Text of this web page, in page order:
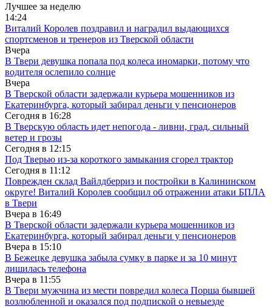
Лучшее за неделю
14:24
Виталий Королев поздравил и наградил выдающихся
спортсменов и тренеров из Тверской области
Вчера
В Твери девушка попала под колеса иномарки, потому что
водителя ослепило солнце
Вчера
В Тверской области задержали курьера мошенников из
Екатеринбурга, который забирал деньги у пенсионеров
Сегодня в 16:28
В Тверскую область идет непогода - ливни, град, сильный
ветер и грозы
Сегодня в 12:15
Под Тверью из-за короткого замыкания сгорел трактор
Сегодня в 11:12
Поврежден склад Вайлдберриз и постройки в Калининском
округе! Виталий Королев сообщил об отражении атаки БПЛА
в Твери
Вчера в 16:49
В Тверской области задержали курьера мошенников из
Екатеринбурга, который забирал деньги у пенсионеров
Вчера в 15:10
В Бежецке девушка забыла сумку в парке и за 10 минут
лишилась телефона
Вчера в 11:55
В Твери мужчина из мести повредил колеса Порша бывшей
возлюбленной и оказался под подпиской о невыезде